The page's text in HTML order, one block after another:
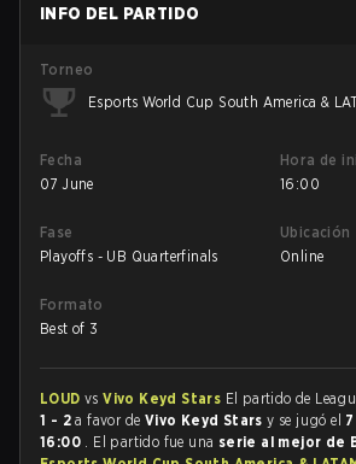
INFO DEL PARTIDO
Torneo
Esports World Cup South America &
Fecha
07 June
Hora de
16:00
Fase
Playoffs - UB Quarterfinals
Ubicación
Online
Formato
Best of 3
LOUD vsVivo Keyd Stars El partido de
1 - 2 a favor de Vivo Keyd Starsy se jugó el
16:00 . El partido fue una serie al mejor de